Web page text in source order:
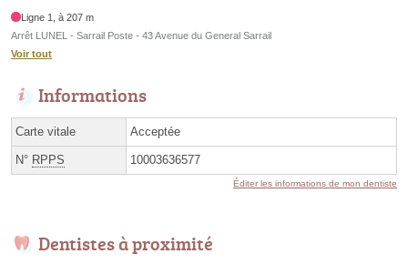
Ligne 1, à 207 m
Arrêt LUNEL - Sarrail Poste - 43 Avenue du General Sarrail
Voir tout
Informations
Carte vitale Acceptée
N° RPPS 10003636577
Éditer les informations de mon dentiste
Dentistes à proximité